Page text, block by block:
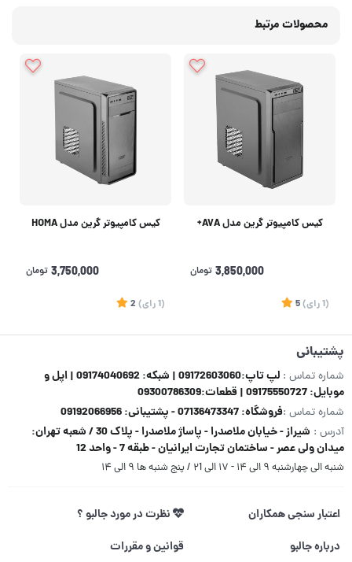
محصولات مرتبط
کیس کامپیوتر گرین مدل AVA+
3,850,000 تومان
(1 رای)
5
کیس کامپیوتر گرین مدل HOMA
3,750,000 تومان
(1 رای)
2
پشتیبانی
شماره تماس :
لپ تاپ:09172603060 | شبکه: 09174040692 | اپل و
موبایل: 09175550727 | قطعات:09300786309
شماره تماس :فروشگاه: 07136473347 - پشتیبانی: 09192066956
آدرس :
شیراز - خیابان ملاصدرا - پاساژ ملاصدرا - پلاک 30 / شعبه تهران:
میدان ولی عصر - ساختمان تجارت ایرانیان - طبقه 7 - واحد 12
شنبه الی چهارشنبه ۹ الی ۱۴ - ۱۷ الی ۲1 / پنج شنبه ها ۹ الی ۱۴
اعتبار سنجی همکاران
نظرت در مورد جالبو ؟
درباره جالبو
قوانین و مقررات